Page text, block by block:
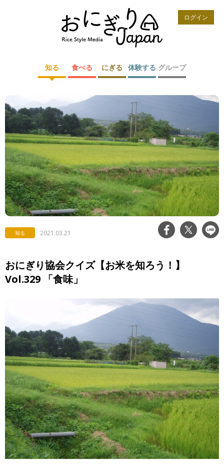
ログイン
知る 食べる にぎる 体験する グループ
知る 2021.03.21
おにぎり協会クイズ【お米を知ろう！】
Vol.329 「食味」